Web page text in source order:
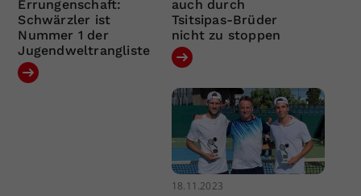
Errungenschaft:
Schwärzler ist
Nummer 1 der
Jugendweltrangliste
auch durch
Tsitsipas-Brüder
nicht zu stoppen
18.11.2023